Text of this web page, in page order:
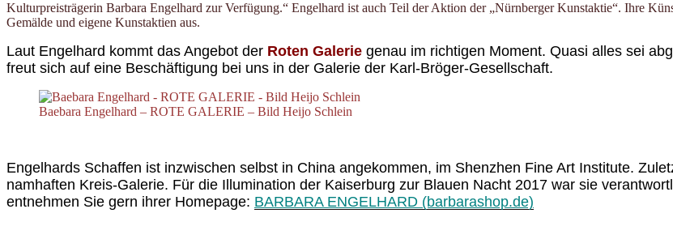
Kulturpreisträgerin Barbara Engelhard zur Verfügung.“ Engelhard ist auch Teil der Aktion der „Nürnberger Kunstaktie“. Ihre
Gemälde und eigene Kunstaktien aus.
Laut Engelhard kommt das Angebot der Roten Galerie genau im richtigen Moment. Quasi alles sei
freut sich auf eine Beschäftigung bei uns in der Galerie der Karl-Bröger-Gesellschaft.
Baebara Engelhard – ROTE GALERIE – Bild Heijo Schlein
Engelhards Schaffen ist inzwischen selbst in China angekommen, im Shenzhen Fine Art Institute.
namhaften Kreis-Galerie. Für die Illumination der Kaiserburg zur Blauen Nacht 2017 war sie
entnehmen Sie gern ihrer Homepage: BARBARA ENGELHARD (barbarashop.de)